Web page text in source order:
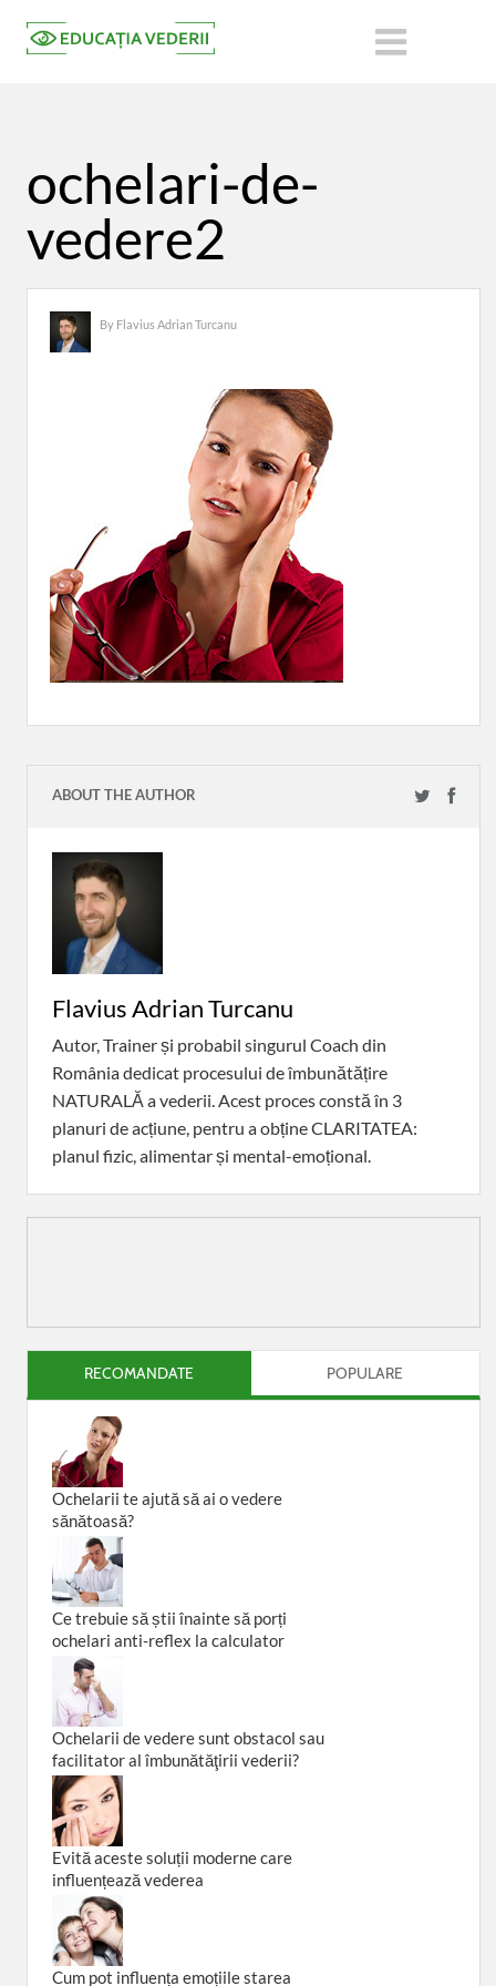
ochelari-de-
vedere2
By Flavius Adrian Turcanu
ABOUT THE AUTHOR
Flavius Adrian Turcanu
Autor, Trainer și probabil singurul Coach din
România dedicat procesului de îmbunătățire
NATURALĂ a vederii. Acest proces constă în 3
planuri de acțiune, pentru a obține CLARITATEA:
planul fizic, alimentar și mental-emoțional.
RECOMANDATE POPULARE
Ochelarii te ajută să ai o vedere
sănătoasă?
Ce trebuie să știi înainte să porți
ochelari anti-reflex la calculator
Ochelarii de vedere sunt obstacol sau
facilitator al îmbunătăţirii vederii?
Evită aceste soluții moderne care
influențează vederea
Cum pot influența emoțiile starea